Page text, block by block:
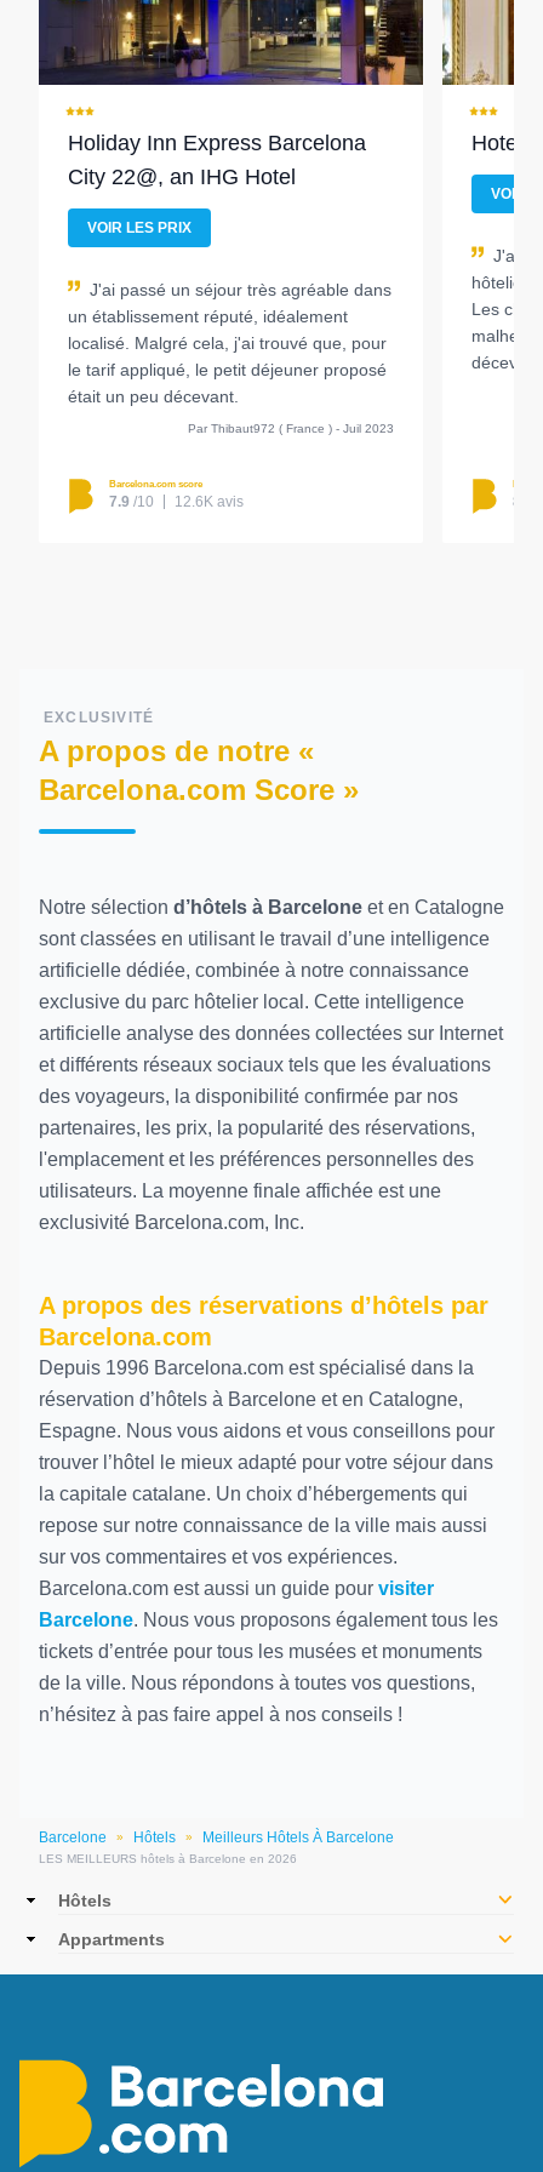
Barcelone » Hôtels » Meilleurs Hôtels À Barcelone
LES MEILLEURS hôtels à Barcelone en 2026
Holiday Inn Express Barcelona
City 22@, an IHG Hotel
VOIR LES PRIX
J'ai passé un séjour très agréable dans
un établissement réputé, idéalement
localisé. Malgré cela, j'ai trouvé que, pour
le tarif appliqué, le petit déjeuner proposé
était un peu décevant.
Par Thibaut972 ( France ) - Juil 2023
Barcelona.com score
7.9 /10 12.6K avis
Hotel
VOIR
J'ai
hôtelier
Les
8.3
EXCLUSIVITÉ
A propos de notre «
Barcelona.com Score »
Notre sélection d’hôtels à Barcelone et en Catalogne
sont classées en utilisant le travail d’une intelligence
artificielle dédiée, combinée à notre connaissance
exclusive du parc hôtelier local. Cette intelligence
artificielle analyse des données collectées sur Internet
et différents réseaux sociaux tels que les évaluations
des voyageurs, la disponibilité confirmée par nos
partenaires, les prix, la popularité des réservations,
l'emplacement et les préférences personnelles des
utilisateurs. La moyenne finale affichée est une
exclusivité Barcelona.com, Inc.
A propos des réservations d’hôtels par
Barcelona.com
Depuis 1996 Barcelona.com est spécialisé dans la
réservation d’hôtels à Barcelone et en Catalogne,
Espagne. Nous vous aidons et vous conseillons pour
trouver l’hôtel le mieux adapté pour votre séjour dans
la capitale catalane. Un choix d’hébergements qui
repose sur notre connaissance de la ville mais aussi
sur vos commentaires et vos expériences.
Barcelona.com est aussi un guide pour visiter
Barcelone. Nous vous proposons également tous les
tickets d’entrée pour tous les musées et monuments
de la ville. Nous répondons à toutes vos questions,
n’hésitez à pas faire appel à nos conseils !
MainHôtels
Appartments